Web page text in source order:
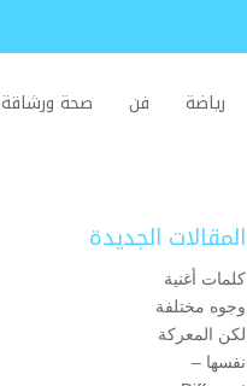
رياضة فن صحة ورشاقة
المقالات الجديدة
كلمات أغنية
وجوه مختلفة
لكن المعركة
نفسها –